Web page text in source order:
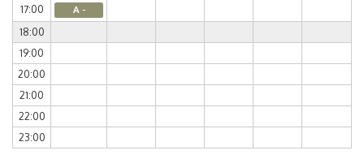
17:00 A -
18:00
19:00
20:00
21:00
22:00
23:00